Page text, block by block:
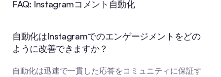
FAQ: Instagramコメント自動化
自動化はInstagramでのエンゲージメントをどの
ように改善できますか？
自動化は迅速で一貫した応答をコミュニティに保証す